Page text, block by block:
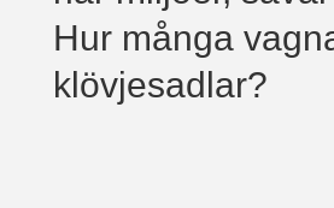
Hur många
klövjesadlar?